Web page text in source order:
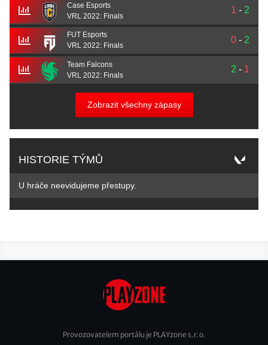
Case Esports
VRL 2022: Finals
1 - 2
FUT Esports
VRL 2022: Finals
0 - 2
Team Falcons
VRL 2022: Finals
2 - 1
Zobrazit všechny zápasy
HISTORIE TÝMŮ
U hráče neevidujeme přestupy.
Provozovatelem portálu je PLAYzone s.r.o.